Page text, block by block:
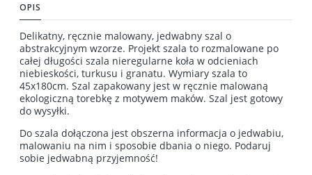
OPIS
Delikatny, ręcznie malowany, jedwabny szal o
abstrakcyjnym wzorze. Projekt szala to rozmalowane po
całej długości szala nieregularne koła w odcieniach
niebieskości, turkusu i granatu. Wymiary szala to
45x180cm. Szal zapakowany jest w ręcznie malowaną
ekologiczną torebkę z motywem maków. Szal jest gotowy
do wysyłki.
Do szala dołączona jest obszerna informacja o jedwabiu,
malowaniu na nim i sposobie dbania o niego. Podaruj
sobie jedwabną przyjemność!